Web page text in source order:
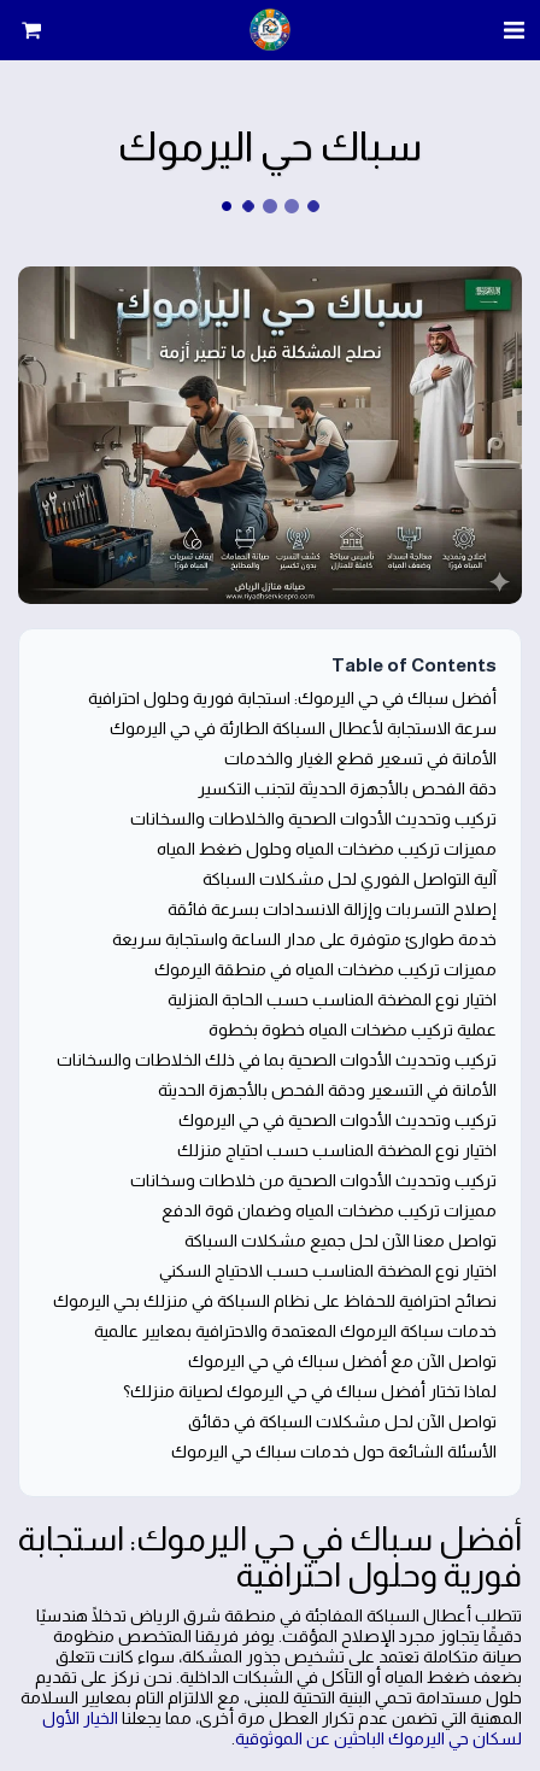
سباك حي اليرموك
Table of Contents
أفضل سباك في حي اليرموك: استجابة فورية وحلول احترافية
سرعة الاستجابة لأعطال السباكة الطارئة في حي اليرموك
الأمانة في تسعير قطع الغيار والخدمات
دقة الفحص بالأجهزة الحديثة لتجنب التكسير
تركيب وتحديث الأدوات الصحية والخلاطات والسخانات
مميزات تركيب مضخات المياه وحلول ضغط المياه
آلية التواصل الفوري لحل مشكلات السباكة
إصلاح التسربات وإزالة الانسدادات بسرعة فائقة
خدمة طوارئ متوفرة على مدار الساعة واستجابة سريعة
مميزات تركيب مضخات المياه في منطقة اليرموك
اختيار نوع المضخة المناسب حسب الحاجة المنزلية
عملية تركيب مضخات المياه خطوة بخطوة
تركيب وتحديث الأدوات الصحية بما في ذلك الخلاطات والسخانات
الأمانة في التسعير ودقة الفحص بالأجهزة الحديثة
تركيب وتحديث الأدوات الصحية في حي اليرموك
اختيار نوع المضخة المناسب حسب احتياج منزلك
تركيب وتحديث الأدوات الصحية من خلاطات وسخانات
مميزات تركيب مضخات المياه وضمان قوة الدفع
تواصل معنا الآن لحل جميع مشكلات السباكة
اختيار نوع المضخة المناسب حسب الاحتياج السكني
نصائح احترافية للحفاظ على نظام السباكة في منزلك بحي اليرموك
خدمات سباكة اليرموك المعتمدة والاحترافية بمعايير عالمية
تواصل الآن مع أفضل سباك في حي اليرموك
لماذا تختار أفضل سباك في حي اليرموك لصيانة منزلك؟
تواصل الآن لحل مشكلات السباكة في دقائق
الأسئلة الشائعة حول خدمات سباك حي اليرموك
أفضل سباك في حي اليرموك: استجابة
فورية وحلول احترافية
تتطلب أعطال السباكة المفاجئة في منطقة شرق الرياض تدخلًا هندسيًا
دقيقًا يتجاوز مجرد الإصلاح المؤقت. يوفر فريقنا المتخصص منظومة
صيانة متكاملة تعتمد على تشخيص جذور المشكلة، سواء كانت تتعلق
بضعف ضغط المياه أو التآكل في الشبكات الداخلية. نحن نركز على تقديم
حلول مستدامة تحمي البنية التحتية للمبنى، مع الالتزام التام بمعايير السلامة
المهنية التي تضمن عدم تكرار العطل مرة أخرى، مما يجعلنا الخيار الأول
لسكان حي اليرموك الباحثين عن الموثوقية